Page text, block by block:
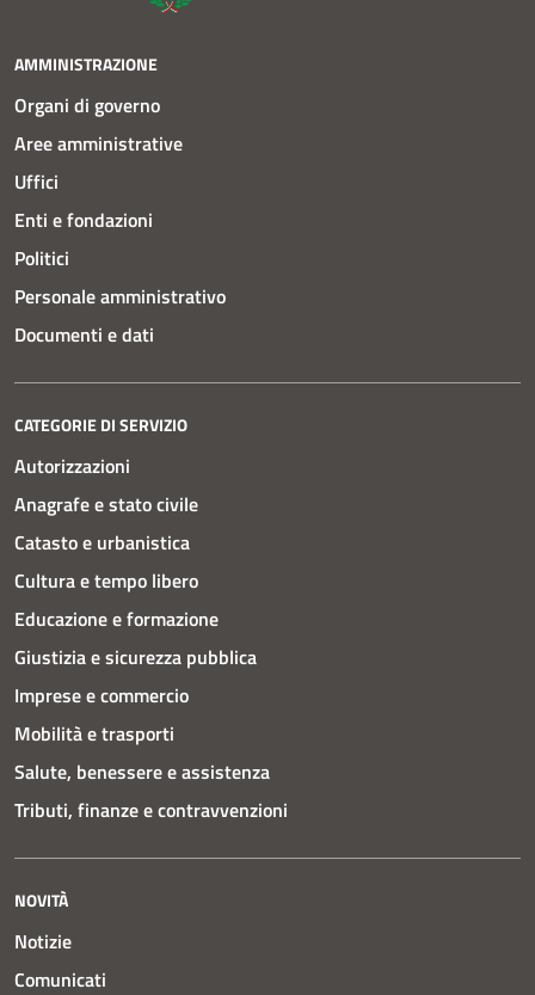
AMMINISTRAZIONE
Organi di governo
Aree amministrative
Uffici
Enti e fondazioni
Politici
Personale amministrativo
Documenti e dati
CATEGORIE DI SERVIZIO
Autorizzazioni
Anagrafe e stato civile
Catasto e urbanistica
Cultura e tempo libero
Educazione e formazione
Giustizia e sicurezza pubblica
Imprese e commercio
Mobilità e trasporti
Salute, benessere e assistenza
Tributi, finanze e contravvenzioni
NOVITÀ
Notizie
Comunicati